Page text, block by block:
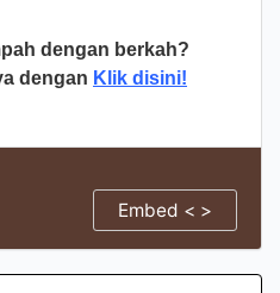
dengan berkah?
dengan Klik disini!
Embed < >